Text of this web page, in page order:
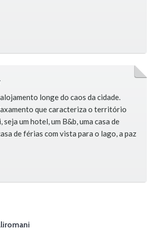
longe do caos da cidade.
que caracteriza o território
um hotel, um B&b, uma casa de
de férias com vista para o lago, a paz
sentidos. Aconselhamos você a
diretamente.